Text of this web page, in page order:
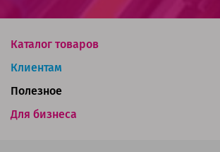
Каталог товаров
Клиентам
Для бизнеса
Полезное